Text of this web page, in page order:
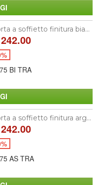
a soffietto finitura bia...
BI TRA
a soffietto finitura arg...
AS TRA